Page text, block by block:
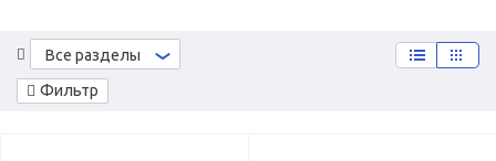
Фильтр
Все разделы